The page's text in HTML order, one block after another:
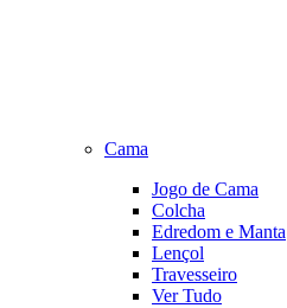
Cama
Jogo de Cama
Colcha
Edredom e Manta
Lençol
Travesseiro
Ver Tudo